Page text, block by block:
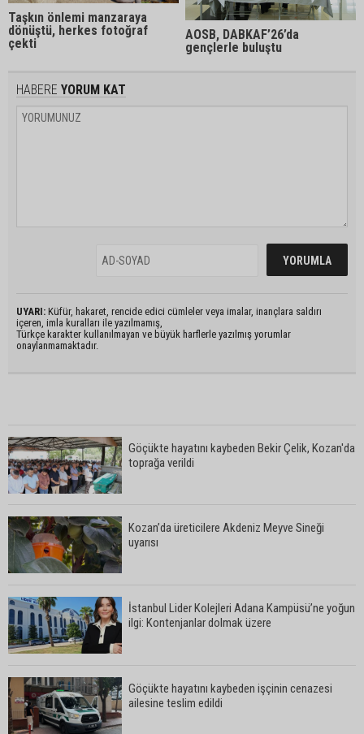
Taşkın önlemi manzaraya
dönüştü, herkes fotoğraf
çekti
AOSB, DABKAF’26’da
gençlerle buluştu
HABERE YORUM KAT
UYARI: Küfür, hakaret, rencide edici cümleler veya imalar, inançlara saldırı
içeren, imla kuralları ile yazılmamış,
Türkçe karakter kullanılmayan ve büyük harflerle yazılmış yorumlar
onaylanmamaktadır.
Göçükte hayatını kaybeden Bekir Çelik, Kozan'da
toprağa verildi
Kozan’da üreticilere Akdeniz Meyve Sineği
uyarısı
İstanbul Lider Kolejleri Adana Kampüsü’ne yoğun
ilgi: Kontenjanlar dolmak üzere
Göçükte hayatını kaybeden işçinin cenazesi
ailesine teslim edildi